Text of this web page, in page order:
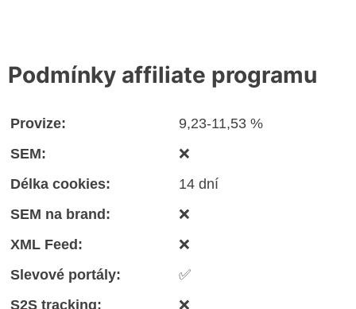
Podmínky affiliate programu
Provize:
9,23-11,53 %
SEM:
❌
Délka cookies:
14 dní
SEM na brand:
❌
XML Feed:
❌
Slevové portály:
✅
S2S tracking:
❌